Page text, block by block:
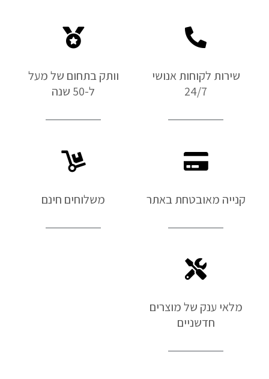
שירות לקוחות אנושי
24/7
וותק בתחום של מעל
ל-50 שנה
קנייה מאובטחת באתר משלוחים חינם
מלאי ענק של מוצרים
חדשניים